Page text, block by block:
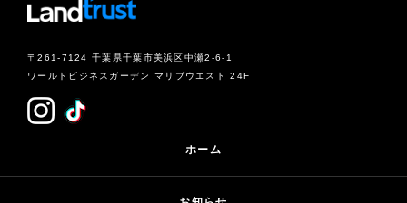
〒261-7124 千葉県千葉市美浜区中瀬2-6-1
ワールドビジネスガーデン マリブウエスト 24F
ホーム